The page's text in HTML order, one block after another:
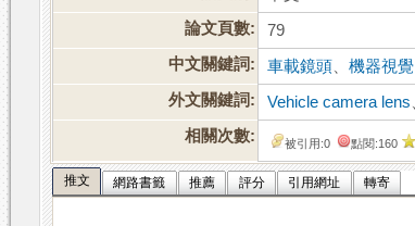
論文頁數:
79
中文關鍵詞:
車載鏡頭 、機器視覺
外文關鍵詞:
Vehicle camera lens
相關次數:
被引用:0 點閱:160
推文 網路書籤 推薦 評分 引用網址 轉寄